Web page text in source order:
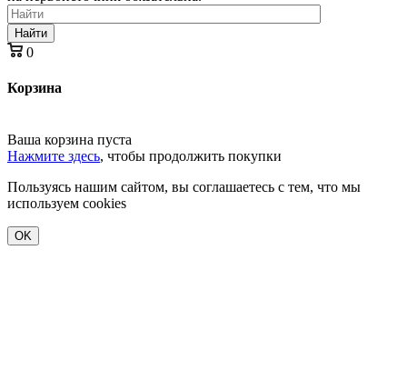
Найти
0
Корзина
Ваша корзина пуста
Нажмите здесь, чтобы продолжить покупки
Пользуясь нашим сайтом, вы соглашаетесь с тем, что мы
используем cookies
OK